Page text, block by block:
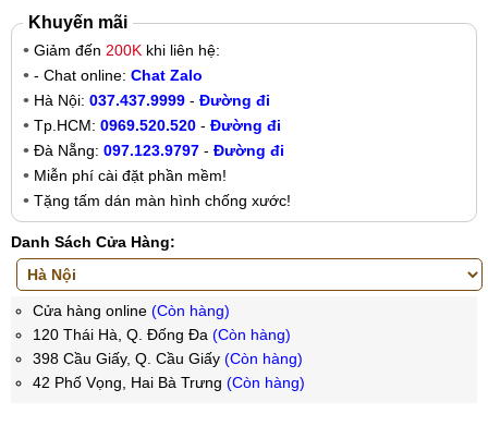
Khuyến mãi
Giảm đến 200K khi liên hệ:
- Chat online: Chat Zalo
Hà Nội: 037.437.9999 - Đường đi
Tp.HCM: 0969.520.520 - Đường đi
Đà Nẵng: 097.123.9797 - Đường đi
Miễn phí cài đặt phần mềm!
Tặng tấm dán màn hình chống xước!
Danh Sách Cửa Hàng:
Cửa hàng online (Còn hàng)
120 Thái Hà, Q. Đống Đa (Còn hàng)
398 Cầu Giấy, Q. Cầu Giấy (Còn hàng)
42 Phố Vọng, Hai Bà Trưng (Còn hàng)